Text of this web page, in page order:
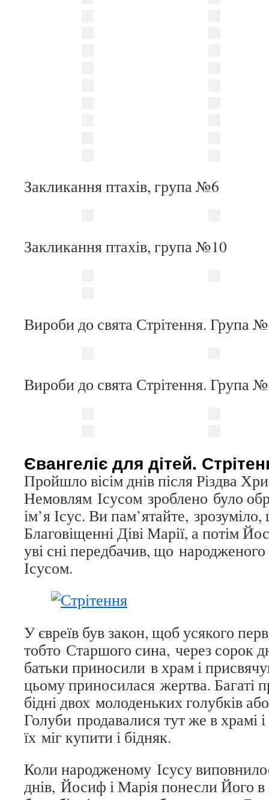
Закликання птахів, група №6
Закликання птахів, група №10
Вироби до свята Стрітення. Група
Вироби до свята Стрітення. Група
Євангеліє для дітей.
Пройшло вісім днів після Різдва
Немовлям Ісусом зроблено було
ім’я Ісус. Ви пам’ятайте,
Благовіщенні Діві Марії, а потім
уві сні передбачив, що
Ісусом.
У євреїв був закон, щоб усякого
тобто Старшого сина, через сорок
батьки приносили в храм і
цьому приносилася жертва. Багаті
бідні двох молоденьких голубків
Голуби продавалися тут же в храмі
їх міг купити і бідняк.
Коли народженому Ісусу
днів, Йосиф і Марія понесли Його